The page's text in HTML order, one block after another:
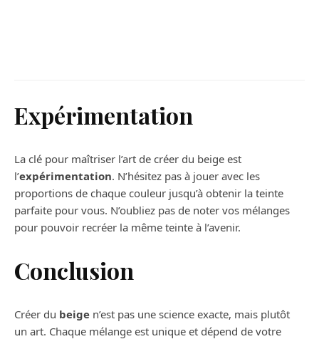
Expérimentation
La clé pour maîtriser l’art de créer du beige est
l’expérimentation. N’hésitez pas à jouer avec les
proportions de chaque couleur jusqu’à obtenir la teinte
parfaite pour vous. N’oubliez pas de noter vos mélanges
pour pouvoir recréer la même teinte à l’avenir.
Conclusion
Créer du beige n’est pas une science exacte, mais plutôt
un art. Chaque mélange est unique et dépend de votre